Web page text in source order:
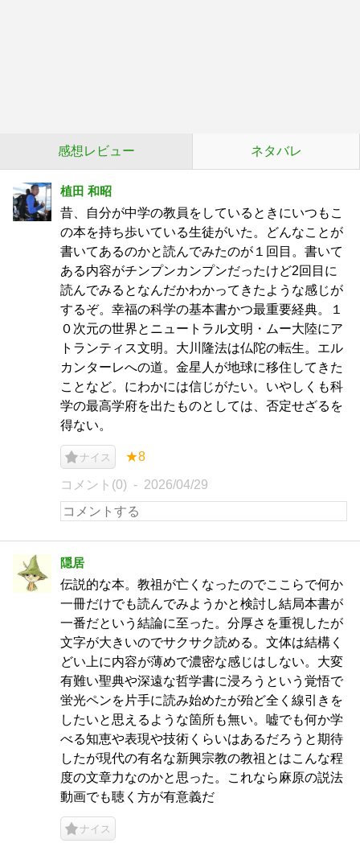
感想レビュー ネタバレ
植田 和昭
昔、自分が中学の教員をしているときにいつもこ
の本を持ち歩いている生徒がいた。どんなことが
書いてあるのかと読んでみたのが１回目。書いて
ある内容がチンプンカンプンだったけど2回目に
読んでみるとなんだかわかってきたような感じが
するぞ。幸福の科学の基本書かつ最重要経典。１
０次元の世界とニュートラル文明・ムー大陸にア
トランティス文明。大川隆法は仏陀の転生。エル
カンターレへの道。金星人が地球に移住してきた
ことなど。にわかには信じがたい。いやしくも科
学の最高学府を出たものとしては、否定せざるを
得ない。
ナイス ★8
コメント(0) 2026/04/29
隠居
伝説的な本。教祖が亡くなったのでここらで何か
一冊だけでも読んでみようかと検討し結局本書が
一番だという結論に至った。分厚さを重視したが
文字が大きいのでサクサク読める。文体は結構く
どい上に内容が薄めで濃密な感じはしない。大変
有難い聖典や深遠な哲学書に浸ろうという覚悟で
蛍光ペンを片手に読み始めたが殆ど全く線引きを
したいと思えるような箇所も無い。嘘でも何か学
べる知恵や表現や技術くらいはあるだろうと期待
したが現代の有名な新興宗教の教祖とはこんな程
度の文章力なのかと思った。これなら麻原の説法
動画でも聴く方が有意義だ
ナイス